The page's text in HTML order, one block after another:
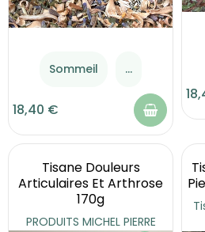
Sommeil ...
18,40 €
Tisane Douleurs
Articulaires Et Arthrose
170g
PRODUITS MICHEL PIERRE